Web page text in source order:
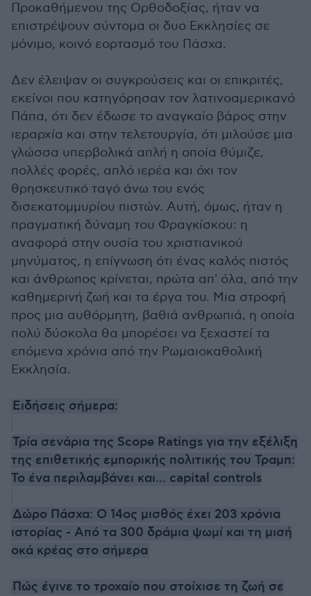
Προκαθήμενου της Ορθοδοξίας, ήταν να
επιστρέψουν σύντομα οι δυο Εκκλησίες σε
μόνιμο, κοινό εορτασμό του Πάσχα.
Δεν έλειψαν οι συγκρούσεις και οι επικριτές,
εκείνοι που κατηγόρησαν τον λατινοαμερικανό
Πάπα, ότι δεν έδωσε το αναγκαίο βάρος στην
ιεραρχία και στην τελετουργία, ότι μιλούσε μια
γλώσσα υπερβολικά απλή η οποία θύμιζε,
πολλές φορές, απλό ιερέα και όχι τον
θρησκευτικό ταγό άνω του ενός
δισεκατομμυρίου πιστών. Αυτή, όμως, ήταν η
πραγματική δύναμη του Φραγκίσκου: η
αναφορά στην ουσία του χριστιανικού
μηνύματος, η επίγνωση ότι ένας καλός πιστός
και άνθρωπος κρίνεται, πρώτα απ' όλα, από την
καθημερινή ζωή και τα έργα του. Μια στροφή
προς μια αυθόρμητη, βαθιά ανθρωπιά, η οποία
πολύ δύσκολα θα μπορέσει να ξεχαστεί τα
επόμενα χρόνια από την Ρωμαιοκαθολική
Εκκλησία.
Ειδήσεις σήμερα:
Τρία σενάρια της Scope Ratings για την εξέλιξη
της επιθετικής εμπορικής πολιτικής του Τραμπ:
Το ένα περιλαμβάνει και... capital controls
Δώρο Πάσχα: Ο 14ος μισθός έχει 203 χρόνια
ιστορίας - Από τα 300 δράμια ψωμί και τη μισή
οκά κρέας στο σήμερα
Πώς έγινε το τροχαίο που στοίχισε τη ζωή σε